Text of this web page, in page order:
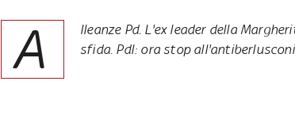
A
lleanze Pd. L'ex leader della
sfida. Pdl: ora stop